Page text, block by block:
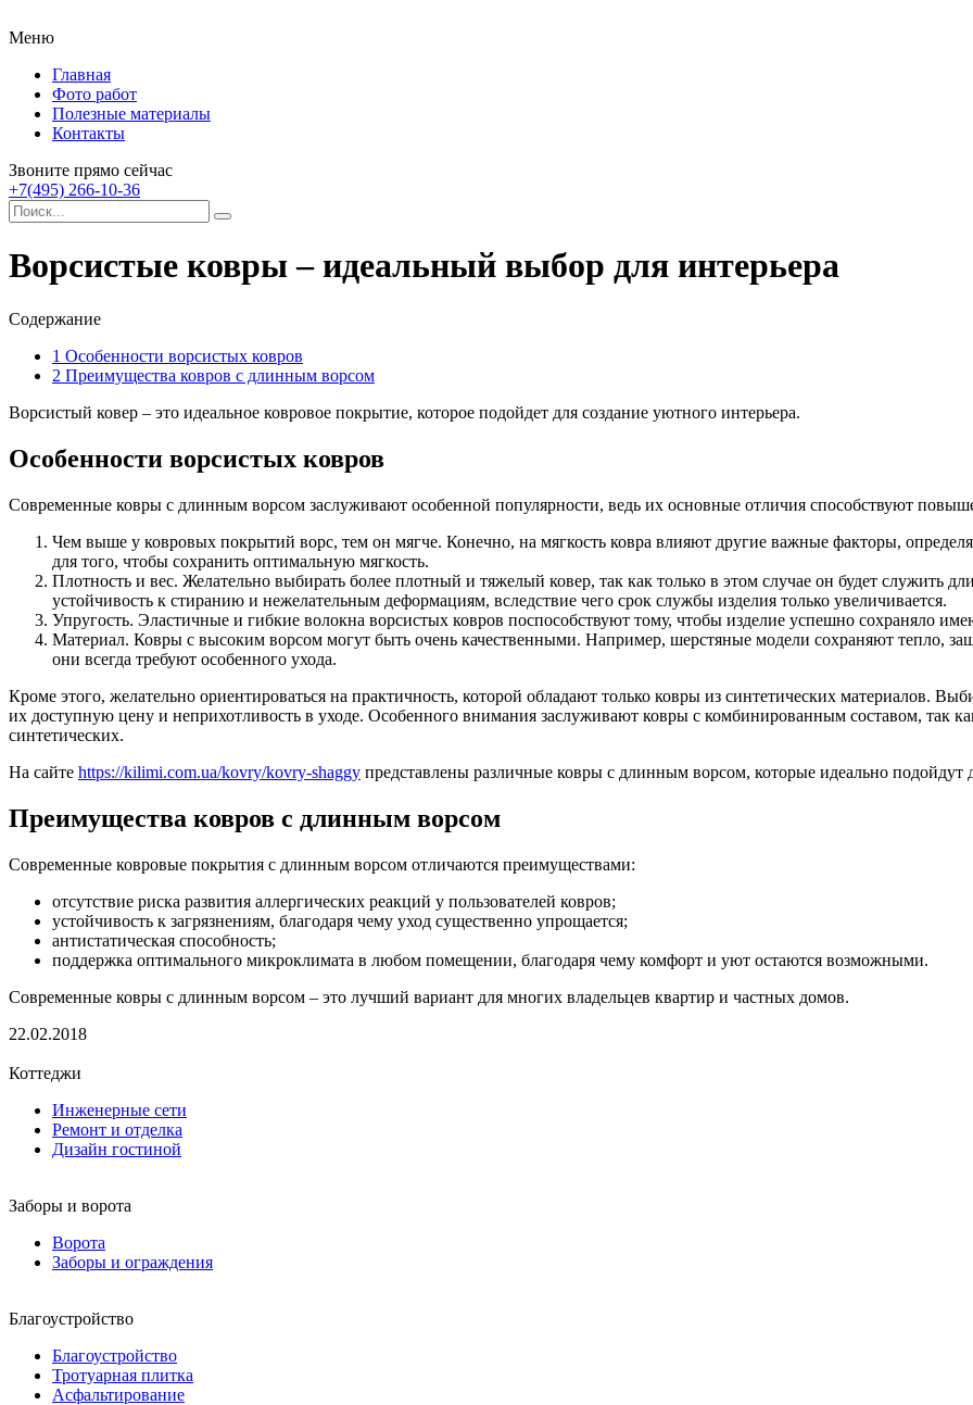
Меню
Главная
Фото работ
Полезные материалы
Контакты
Звоните прямо сейчас
+7(495) 266-10-36
Ворсистые ковры – идеальный выбор для интерьера
Содержание
1 Особенности ворсистых ковров
2 Преимущества ковров с длинным ворсом
Ворсистый ковер – это идеальное ковровое покрытие, которое подойдет для создание уютного интерьера.
Особенности ворсистых ковров
Современные ковры с длинным ворсом заслуживают особенной популярности, ведь их основные отличия способствуют
Чем выше у ковровых покрытий ворс, тем он мягче. Конечно, на мягкость ковра влияют другие важные факторы,
для того, чтобы сохранить оптимальную мягкость.
Плотность и вес. Желательно выбирать более плотный и тяжелый ковер, так как только в этом случае он будет служить
устойчивость к стиранию и нежелательным деформациям, вследствие чего срок службы изделия только увеличивается.
Упругость. Эластичные и гибкие волокна ворсистых ковров поспособствуют тому, чтобы изделие успешно сохраняло
Материал. Ковры с высоким ворсом могут быть очень качественными. Например, шерстяные модели сохраняют тепло,
они всегда требуют особенного ухода.
Кроме этого, желательно ориентироваться на практичность, которой обладают только ковры из синтетических материалов.
их доступную цену и неприхотливость в уходе. Особенного внимания заслуживают ковры с комбинированным составом, так
синтетических.
На сайте https://kilimi.com.ua/kovry/kovry-shaggy представлены различные ковры с длинным ворсом, которые идеально подойдут
Преимущества ковров с длинным ворсом
Современные ковровые покрытия с длинным ворсом отличаются преимуществами:
отсутствие риска развития аллергических реакций у пользователей ковров;
устойчивость к загрязнениям, благодаря чему уход существенно упрощается;
антистатическая способность;
поддержка оптимального микроклимата в любом помещении, благодаря чему комфорт и уют остаются возможными.
Современные ковры с длинным ворсом – это лучший вариант для многих владельцев квартир и частных домов.
22.02.2018
Коттеджи
Инженерные сети
Ремонт и отделка
Дизайн гостиной
Заборы и ворота
Ворота
Заборы и ограждения
Благоустройство
Благоустройство
Тротуарная плитка
Асфальтирование